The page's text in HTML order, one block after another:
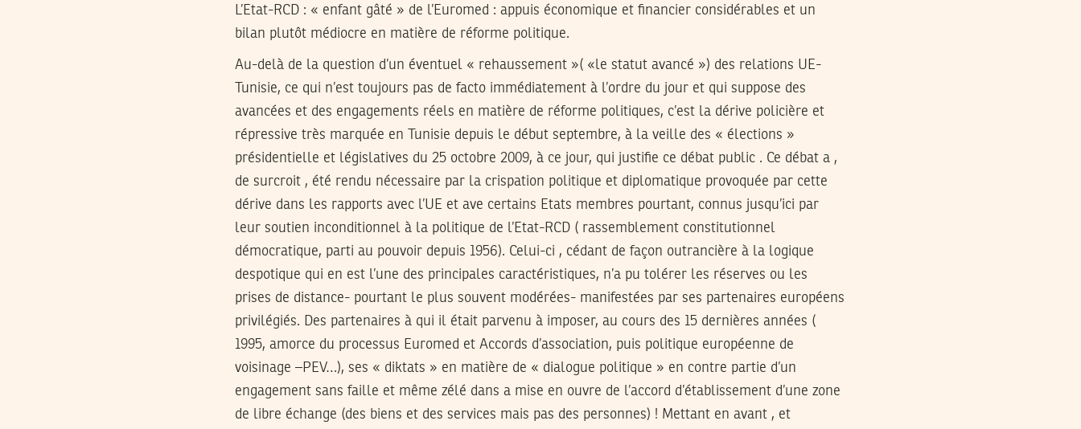
L’Etat-RCD : « enfant gâté » de l’Euromed : appuis économique et financier considérables et un
bilan plutôt médiocre en matière de réforme politique.
Au-delà de la question d’un éventuel « rehaussement »( «le statut avancé ») des relations UE-
Tunisie, ce qui n’est toujours pas de facto immédiatement à l’ordre du jour et qui suppose des
avancées et des engagements réels en matière de réforme politiques, c’est la dérive policière et
répressive très marquée en Tunisie depuis le début septembre, à la veille des « élections »
présidentielle et législatives du 25 octobre 2009, à ce jour, qui justifie ce débat public . Ce débat a ,
de surcroit , été rendu nécessaire par la crispation politique et diplomatique provoquée par cette
dérive dans les rapports avec l’UE et ave certains Etats membres pourtant, connus jusqu’ici par
leur soutien inconditionnel à la politique de l’Etat-RCD ( rassemblement constitutionnel
démocratique, parti au pouvoir depuis 1956). Celui-ci , cédant de façon outrancière à la logique
despotique qui en est l’une des principales caractéristiques, n’a pu tolérer les réserves ou les
prises de distance- pourtant le plus souvent modérées- manifestées par ses partenaires européens
privilégiés. Des partenaires à qui il était parvenu à imposer, au cours des 15 dernières années (
1995, amorce du processus Euromed et Accords d’association, puis politique européenne de
voisinage –PEV…), ses « diktats » en matière de « dialogue politique » en contre partie d’un
engagement sans faille et même zélé dans a mise en ouvre de l’accord d’établissement d’une zone
de libre échange (des biens et des services mais pas des personnes) ! Mettant en avant , et